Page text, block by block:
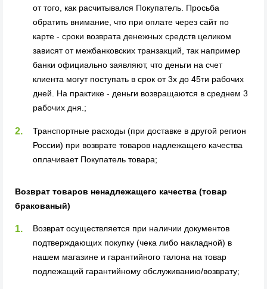
от того, как расчитывался Покупатель. Просьба
обратить внимание, что при оплате через сайт по
карте - сроки возврата денежных средств целиком
зависят от межбанковских транзакций, так например
банки официально заявляют, что деньги на счет
клиента могут поступать в срок от 3х до 45ти рабочих
дней. На практике - деньги возвращаются в среднем 3
рабочих дня.;
Транспортные расходы (при доставке в другой регион
России) при возврате товаров надлежащего качества
оплачивает Покупатель товара;
Возврат товаров ненадлежащего качества (товар
бракованый)
Возврат осуществляется при наличии документов
подтверждающих покупку (чека либо накладной) в
нашем магазине и гарантийного талона на товар
подлежащий гарантийному обслуживанию/возврату;